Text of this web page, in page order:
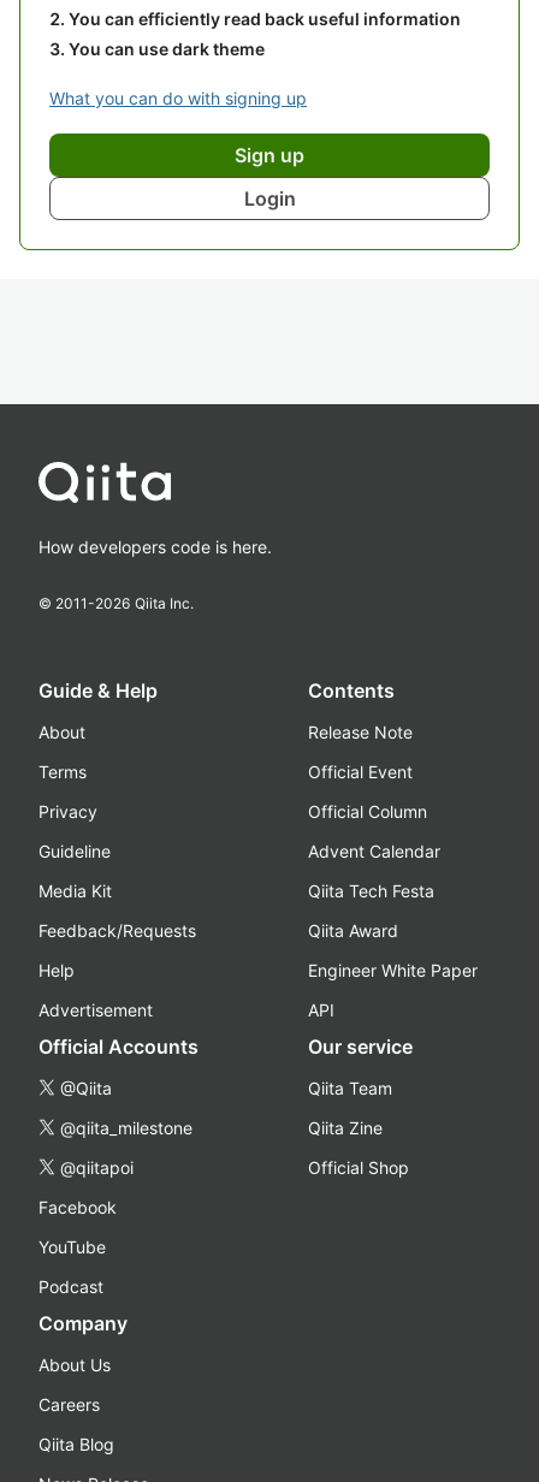
You can efficiently read back useful information
You can use dark theme
What you can do with signing up
Sign up
Login
How developers code is here.
© 2011-2026 Qiita Inc.
Guide & Help
About
Terms
Privacy
Guideline
Media Kit
Feedback/Requests
Help
Advertisement
Contents
Release Note
Official Event
Official Column
Advent Calendar
Qiita Tech Festa
Qiita Award
Engineer White Paper
API
Official Accounts
@Qiita
@qiita_milestone
@qiitapoi
Facebook
YouTube
Podcast
Our service
Qiita Team
Qiita Zine
Official Shop
Company
About Us
Careers
Qiita Blog